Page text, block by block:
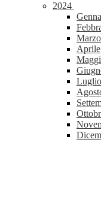
2024
Marzo
Aprile
Luglio